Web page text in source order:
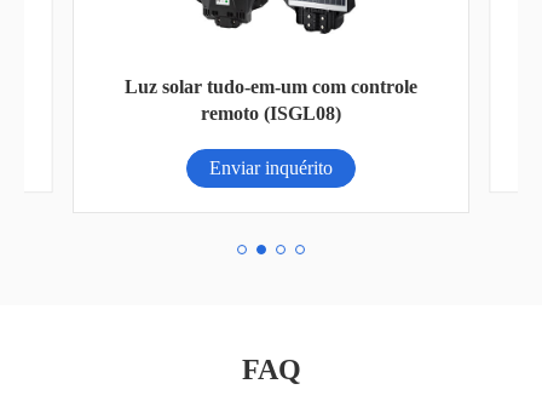
Luz solar tudo-em-um com controle
remoto (ISGL08)
Enviar inquérito
FAQ